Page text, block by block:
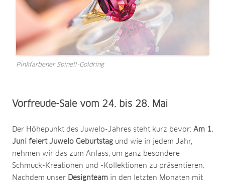
Pinkfarbener Spinell-Goldring
Vorfreude-Sale vom 24. bis 28. Mai
Der Höhepunkt des Juwelo-Jahres steht kurz bevor: Am 1.
Juni feiert Juwelo Geburtstag und wie in jedem Jahr,
nehmen wir das zum Anlass, um ganz besondere
Schmuck-Kreationen und -Kollektionen zu präsentieren.
Nachdem unser Designteam in den letzten Monaten mit